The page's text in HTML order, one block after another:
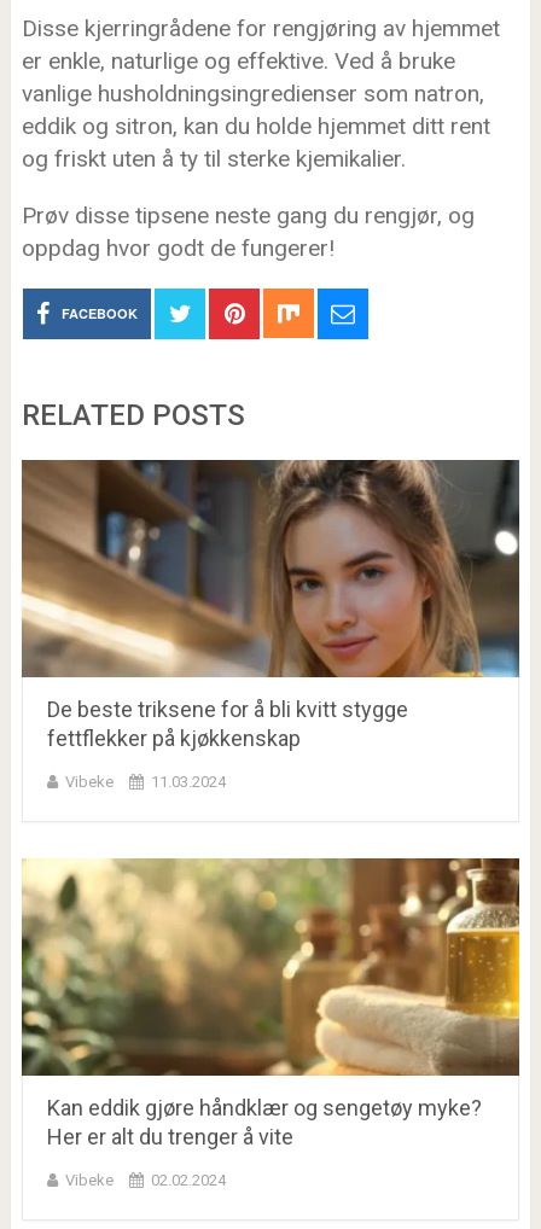
Disse kjerringrådene for rengjøring av hjemmet
er enkle, naturlige og effektive. Ved å bruke
vanlige husholdningsingredienser som natron,
eddik og sitron, kan du holde hjemmet ditt rent
og friskt uten å ty til sterke kjemikalier.
Prøv disse tipsene neste gang du rengjør, og
oppdag hvor godt de fungerer!
FACEBOOK
RELATED POSTS
De beste triksene for å bli kvitt stygge
fettflekker på kjøkkenskap
Vibeke 11.03.2024
Kan eddik gjøre håndklær og sengetøy myke?
Her er alt du trenger å vite
Vibeke 02.02.2024